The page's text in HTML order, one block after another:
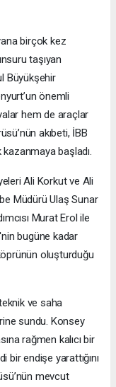
birçok kez
taşıyan
Büyükşehir
önemli
hem de araçlar
akıbeti, İBB
başladı.
Ali Korkut ve Ali
Müdürü Ulaş Sunar
Murat Erol ile
bugüne kadar
oluşturduğu
ve saha
sundu. Konsey
rağmen kalıcı bir
endişe yarattığını
mevcut